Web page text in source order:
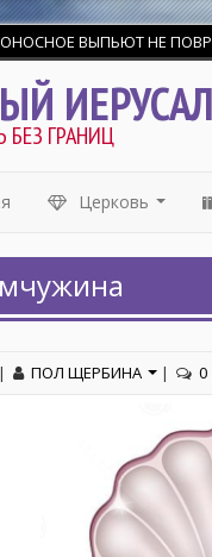
ВЫПЬЮТ НЕ
БЕЗ ГРАНИЦ
Церковь
| ПОЛ ЩЕРБИНА | 0